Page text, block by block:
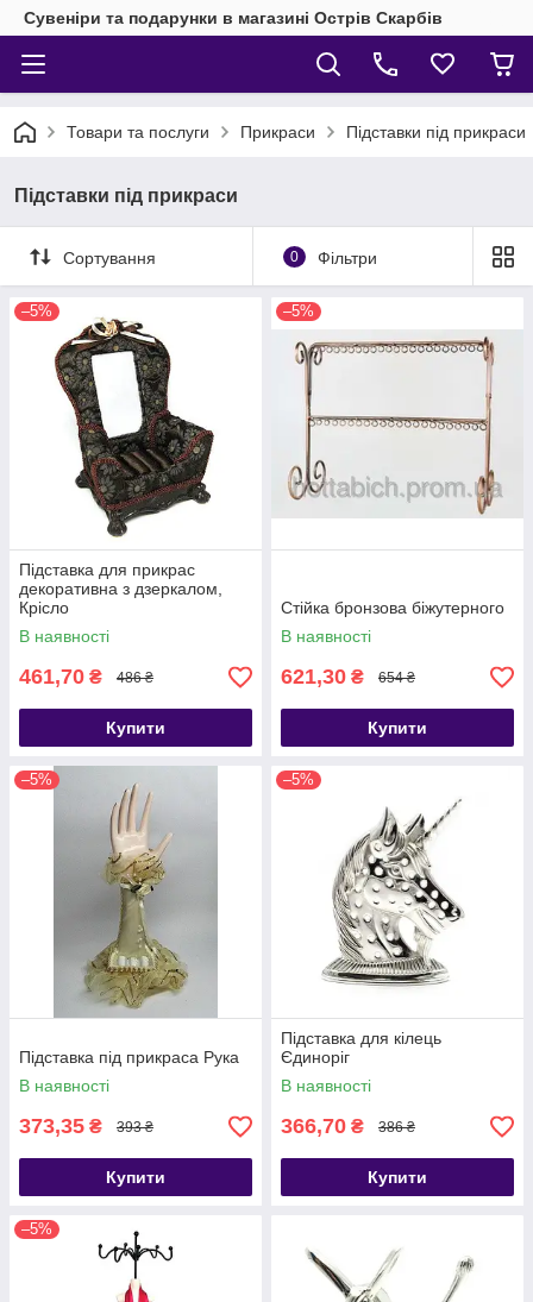
Сувеніри та подарунки в магазині Острів Скарбів
Товари та послуги Прикраси Підставки під прикраси
Підставки під прикраси
Сортування 0 Фільтри
–5%
Підставка для прикрас
декоративна з дзеркалом,
Крісло
В наявності
461,70 ₴ 486 ₴
Купити
–5%
Стійка бронзова біжутерного
В наявності
621,30 ₴ 654 ₴
Купити
–5%
Підставка під прикраса Рука
В наявності
373,35 ₴ 393 ₴
Купити
–5%
Підставка для кілець
Єдиноріг
В наявності
366,70 ₴ 386 ₴
Купити
–5%